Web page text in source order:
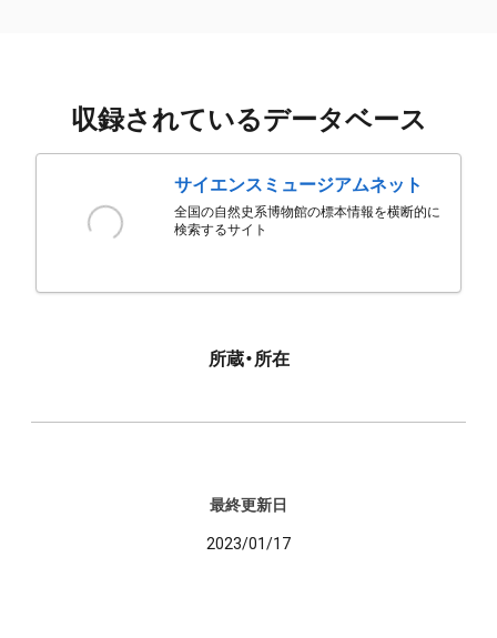
収録されているデータベース
サイエンスミュージアムネット
全国の自然史系博物館の標本情報を横断的に
検索するサイト
所蔵・所在
最終更新日
2023/01/17